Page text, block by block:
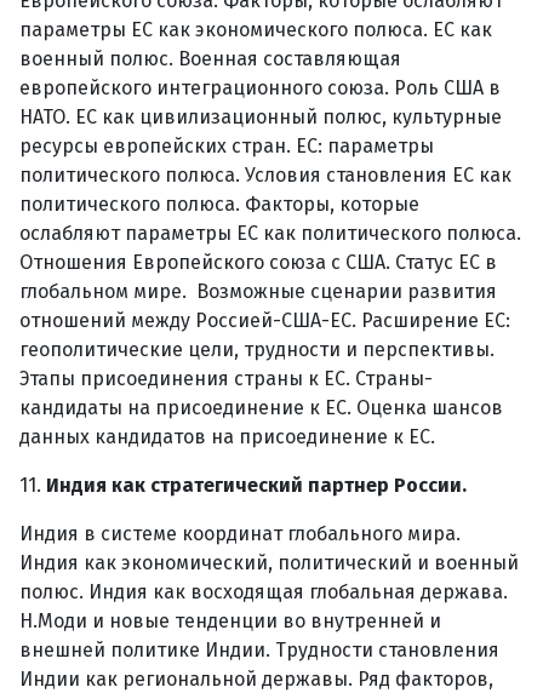
параметры ЕС как экономического полюса. ЕС как
военный полюс. Военная составляющая
европейского интеграционного союза. Роль США в
НАТО. ЕС как цивилизационный полюс, культурные
ресурсы европейских стран. ЕС: параметры
политического полюса. Условия становления ЕС как
политического полюса. Факторы, которые
ослабляют параметры ЕС как политического полюса.
Отношения Европейского союза с США. Статус ЕС в
глобальном мире. Возможные сценарии развития
отношений между Россией-США-ЕС. Расширение ЕС:
геополитические цели, трудности и перспективы.
Этапы присоединения страны к ЕС. Страны-
кандидаты на присоединение к ЕС. Оценка шансов
данных кандидатов на присоединение к ЕС.
11. Индия как стратегический партнер России.
Индия в системе координат глобального мира.
Индия как экономический, политический и военный
полюс. Индия как восходящая глобальная держава.
Н.Моди и новые тенденции во внутренней и
внешней политике Индии. Трудности становления
Индии как региональной державы. Ряд факторов,